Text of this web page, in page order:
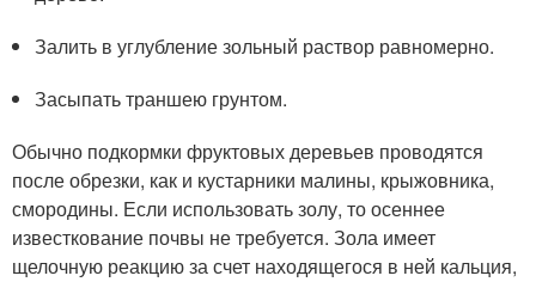
Залить в углубление зольный раствор равномерно.
Засыпать траншею грунтом.
Обычно подкормки фруктовых деревьев проводятся
после обрезки, как и кустарники малины, крыжовника,
смородины. Если использовать золу, то осеннее
известкование почвы не требуется. Зола имеет
щелочную реакцию за счет находящегося в ней кальция,